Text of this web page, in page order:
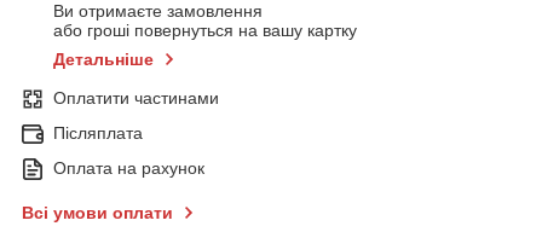
Ви отримаєте замовлення
або гроші повернуться на вашу картку
Детальніше
Оплатити частинами
Післяплата
Оплата на рахунок
Всі умови оплати